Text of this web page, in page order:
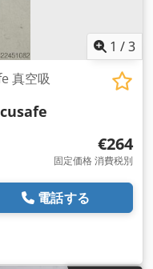
1 /3
真空吸
€264
固定価格 消費税別
電話する